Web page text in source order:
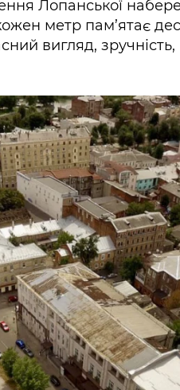
Лопанської
метр пам’ятає
вигляд,